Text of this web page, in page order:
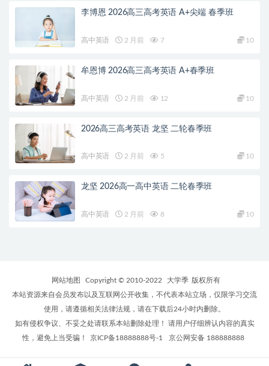
李博恩 2026高三高考英语 A+尖端 春季班
高中英语 2 月前 7 10
牟恩博 2026高三高考英语 A+春季班
高中英语 2 月前 12 10
2026高三高考英语 龙坚 二轮春季班
高中英语 2 月前 5 10
龙坚 2026高一高中英语 二轮春季班
高中英语 2 月前 8 10
网站地图 Copyright © 2010-2022 大学季 版权所有
本站资源来自会员发布以及互联网公开收集，不代表本站立场，仅限学习交流
使用，请遵循相关法律法规，请在下载后24小时内删除。
如有侵权争议、不妥之处请联系本站删除处理！ 请用户仔细辨认内容的真实
性，避免上当受骗！
京ICP备18888888号-1 京公网安备 188888888